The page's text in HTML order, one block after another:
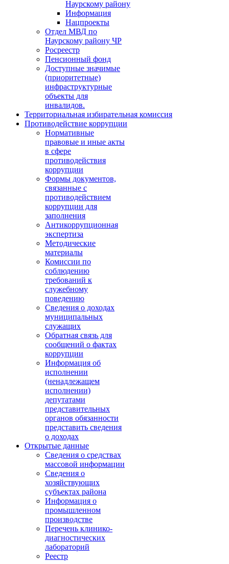
Наурскому району
Информация
Нацпроекты
Отдел МВД по
Наурскому району ЧР
Росреестр
Пенсионный фонд
Доступные значимые
(приоритетные)
инфраструктурные
объекты для
инвалидов.
Территориальная избирательная комиссия
Противодействие коррупции
Нормативные
правовые и иные акты
в сфере
противодействия
коррупции
Формы документов,
связанные с
противодействием
коррупции для
заполнения
Антикоррупционная
экспертиза
Методические
материалы
Комиссии по
соблюдению
требований к
служебному
поведению
Сведения о доходах
муниципальных
служащих
Обратная связь для
сообщений о фактах
коррупции
Информация об
исполнении
(ненадлежащем
исполнении)
депутатами
представительных
органов обязанности
представить сведения
о доходах
Открытые данные
Сведения о средствах
массовой информации
Сведения о
хозяйствующих
субъектах района
Информация о
промышленном
производстве
Перечень клинико-
диагностических
лабораторий
Реестр